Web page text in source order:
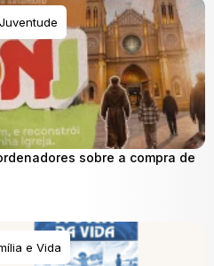
sobre a compra de
e Vida